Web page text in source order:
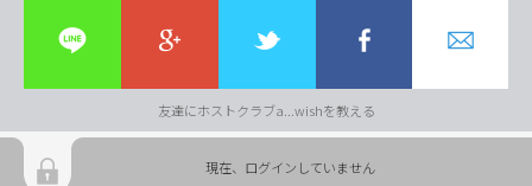
友達にホストクラブa...wishを教える
現在、ログインしていません